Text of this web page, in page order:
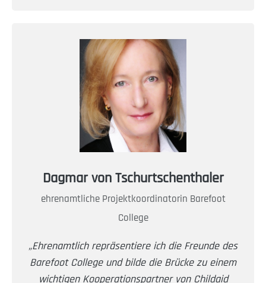
Dagmar von Tschurtschenthaler
ehrenamtliche Projektkoordinatorin Barefoot
College
„Ehrenamtlich repräsentiere ich die Freunde des
Barefoot College und bilde die Brücke zu einem
wichtigen Kooperationspartner von Childaid